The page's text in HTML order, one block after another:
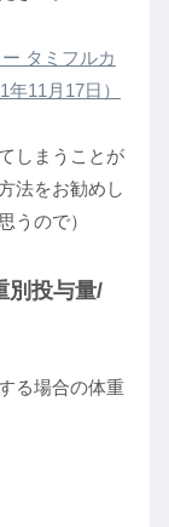
タミフルカ
11月17日）
しまうことが
法をお勧めし
うので）
別投与量/
る場合の体重